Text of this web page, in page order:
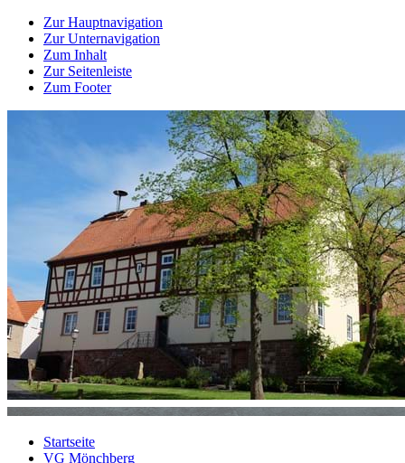
Zur Hauptnavigation
Zur Unternavigation
Zum Inhalt
Zur Seitenleiste
Zum Footer
Startseite
VG Mönchberg